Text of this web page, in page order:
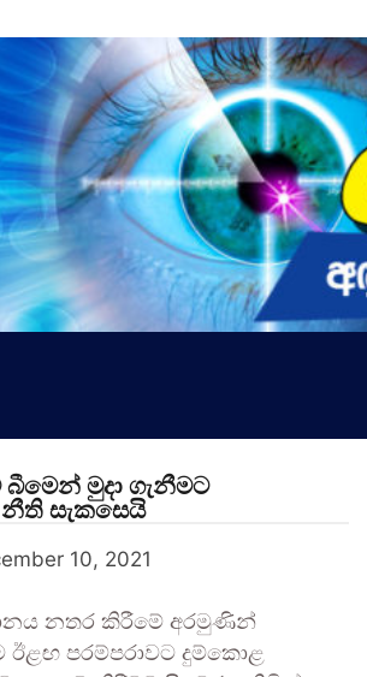
මුදා ගැනීමට
සැකසෙයි
10, 2021
නතර කිරීමේ අරමුණින්
පරම්පරාවට දුම්කොළ